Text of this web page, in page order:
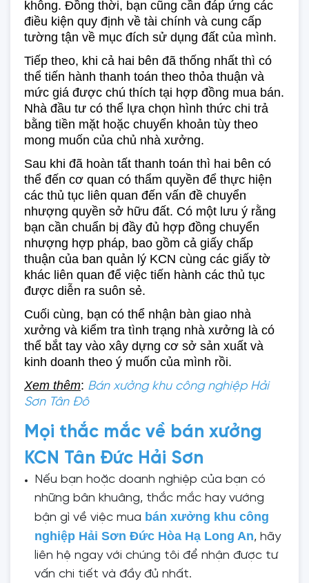
không. Đồng thời, bạn cũng cần đáp ứng các
điều kiện quy định về tài chính và cung cấp
tường tận về mục đích sử dụng đất của mình.
Tiếp theo, khi cả hai bên đã thống nhất thì có
thể tiến hành thanh toán theo thỏa thuận và
mức giá được chú thích tại hợp đồng mua bán.
Nhà đầu tư có thể lựa chọn hình thức chi trả
bằng tiền mặt hoặc chuyển khoản tùy theo
mong muốn của chủ nhà xưởng.
Sau khi đã hoàn tất thanh toán thì hai bên có
thể đến cơ quan có thẩm quyền để thực hiện
các thủ tục liên quan đến vấn đề chuyển
nhượng quyền sở hữu đất. Có một lưu ý rằng
bạn cần chuẩn bị đầy đủ hợp đồng chuyển
nhượng hợp pháp, bao gồm cả giấy chấp
thuận của ban quản lý KCN cùng các giấy tờ
khác liên quan để việc tiến hành các thủ tục
được diễn ra suôn sẻ.
Cuối cùng, bạn có thể nhận bàn giao nhà
xưởng và kiểm tra tình trạng nhà xưởng là có
thể bắt tay vào xây dựng cơ sở sản xuất và
kinh doanh theo ý muốn của mình rồi.
Xem thêm: Bán xưởng khu công nghiệp Hải
Sơn Tân Đô
Mọi thắc mắc về bán xưởng
KCN Tân Đức Hải Sơn
Nếu bạn hoặc doanh nghiệp của bạn có
những bân khuâng, thắc mắc hay vướng
bận gì về việc mua bán xưởng khu công
nghiệp Hải Sơn Đức Hòa Hạ Long An, hãy
liên hệ ngay với chúng tôi để nhận được tư
vấn chi tiết và đầy đủ nhất.